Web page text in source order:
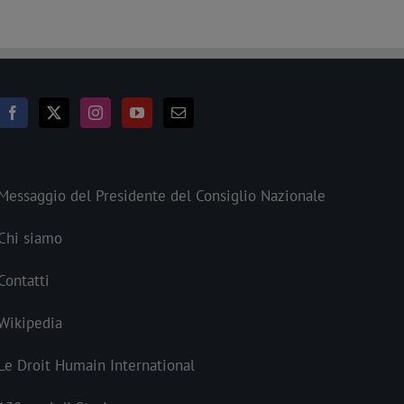
del Presidente del Consiglio Nazionale
siamo
Droit Humain International